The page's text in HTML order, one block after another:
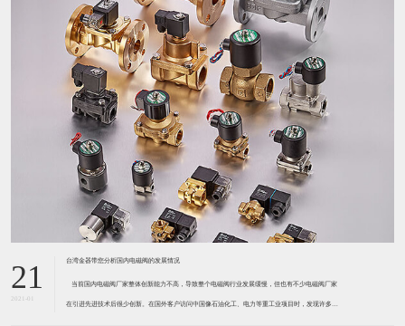
21
2021-01
台湾金器带您分析国内电磁阀的发展情况
​ 当前国内电磁阀厂家整体创新能力不高，导致整个电磁阀行业发展缓慢，但也有不少电磁阀厂家
在引进先进技术后很少创新。在国外客户访问中国像石油化工、电力等重工业项目时，发现许多项